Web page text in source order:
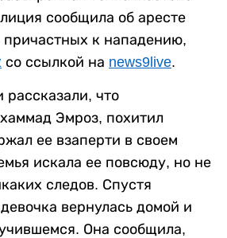
сообщила об аресте
причастных к нападению,
со ссылкой на news9live.
что
Эмроз, похитил
ее взаперти в своем
искала ее повсюду, но не
следов. Спустя
вернулась домой и
Она сообщила,